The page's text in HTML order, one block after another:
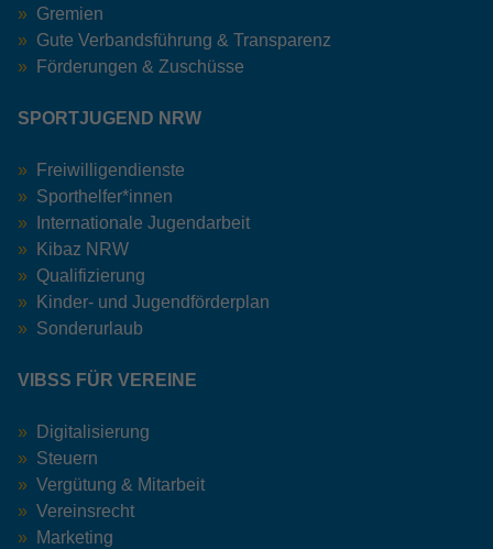
Gremien
Gute Verbandsführung & Transparenz
Förderungen & Zuschüsse
SPORTJUGEND NRW
Freiwilligendienste
Sporthelfer*innen
Internationale Jugendarbeit
Kibaz NRW
Qualifizierung
Kinder- und Jugendförderplan
Sonderurlaub
VIBSS FÜR VEREINE
Digitalisierung
Steuern
Vergütung & Mitarbeit
Vereinsrecht
Marketing